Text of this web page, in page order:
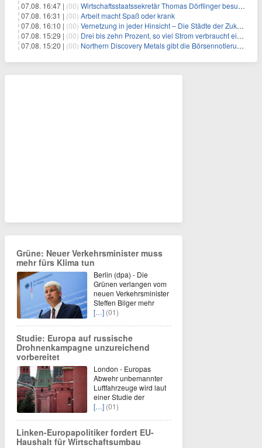
07.08. 16:47 | (00) Wirtschaftsstaatssekretär Thomas Dörflinger besucht Handwerksbetrieb im Kammerbezirk Freiburg
07.08. 16:31 | (00) Arbeit macht Spaß oder krank
07.08. 16:10 | (00) Vernetzung in jeder Hinsicht – Die Städte der Zukunft sind grün-blau
07.08. 15:29 | (00) Drei bis zehn Prozent, so viel Strom verbraucht ein Aufzug im Gebäude
07.08. 15:20 | (00) Northern Discovery Metals gibt die Börsennotierung an der Frankfurter Wertpapierbörse bekannt
Grüne: Neuer Verkehrsminister muss
mehr fürs Klima tun
Berlin (dpa) - Die
Grünen verlangen vom
neuen Verkehrsminister
Steffen Bilger mehr
[…] (01)
Studie: Europa auf russische
Drohnenkampagne unzureichend
vorbereitet
London - Europas
Abwehr unbemannter
Luftfahrzeuge wird laut
einer Studie der
[…] (01)
Linken-Europapolitiker fordert EU-
Haushalt für Wirtschaftsumbau